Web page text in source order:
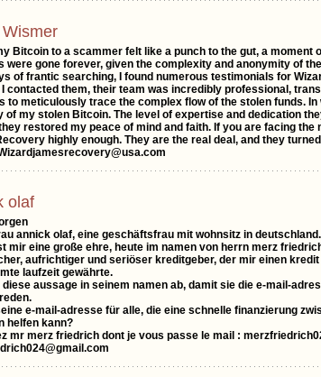
Bitcoin to a scammer felt like a punch to the gut, a moment
were gone forever, given the complexity and anonymity of
of frantic searching, I found numerous testimonials for
contacted them, their team was incredibly professional,
to meticulously trace the complex flow of the stolen funds.
of my stolen Bitcoin. The level of expertise and dedication
restored my peace of mind and faith. If you are facing
highly enough. They are the real deal, and they
olaf
annick olaf, eine geschäftsfrau mit wohnsitz in deutschland.
mir eine große ehre, heute im namen von herrn merz
aufrichtiger und seriöser kreditgeber, der mir einen
laufzeit gewährte.
diese aussage in seinem namen ab, damit sie die e-mail-
e-mail-adresse für alle, die eine schnelle finanzierung
helfen kann?
mr merz friedrich dont je vous passe le mail :